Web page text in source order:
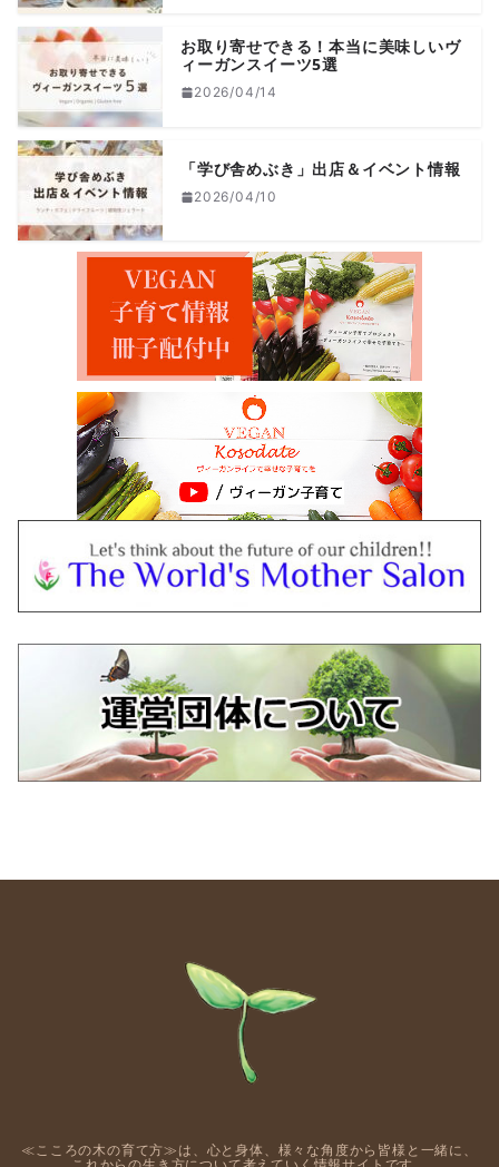
お取り寄せできる！本当に美味しいヴ
ィーガンスイーツ5選
2026/04/14
「学び舎めぶき」出店＆イベント情報
2026/04/10
≪こころの木の育て方≫は、心と身体、様々な角度から皆様と一緒に、